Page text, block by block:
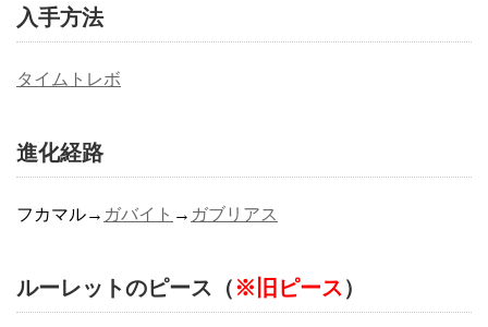
入手方法
タイムトレボ
進化経路
フカマル→ ガバイト → ガブリアス
ルーレットのピース（※旧ピース）